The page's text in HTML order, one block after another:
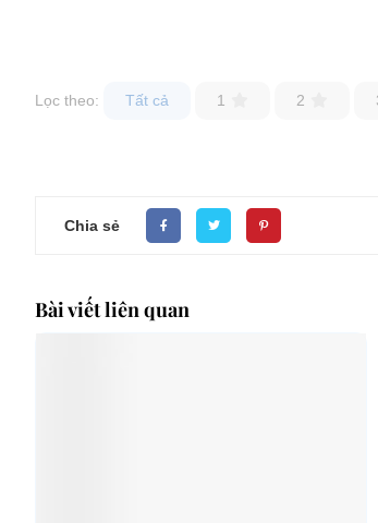
Lọc theo: Tất cả 1 2
Chia sẻ
Bài viết liên quan